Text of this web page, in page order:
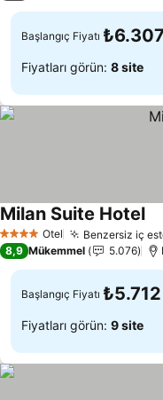
Başlangıç Fiyatı ₺6.307
Fiyatları görün: 8 site
4 Yıldız Otel Benzersiz iç
Milan Suite Hotel
8,9 Mükemmel 5.076
Başlangıç Fiyatı ₺5.712
Fiyatları görün: 9 site